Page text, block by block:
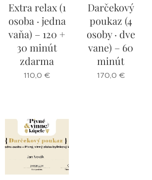
Extra relax (1
osoba · jedna
vaňa) – 120 +
30 minút
zdarma
110,0 €
Darčekový
poukaz (4
osoby · dve
vane) – 60
minút
170,0 €